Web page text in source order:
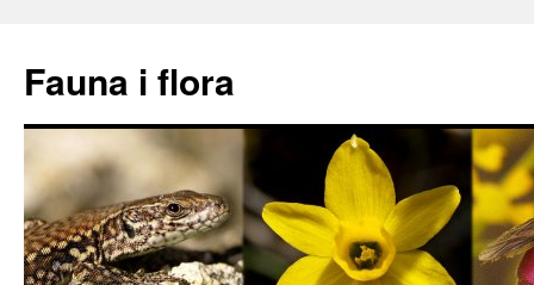
Fauna i flora